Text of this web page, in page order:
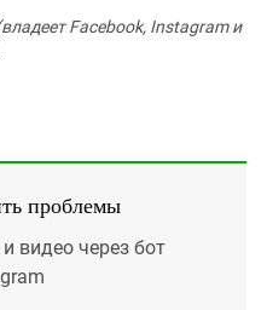
Facebook, Instagram и
проблемы
видео через бот